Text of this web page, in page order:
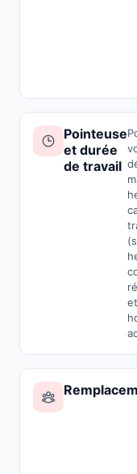
Pointeuse
et durée
de travail